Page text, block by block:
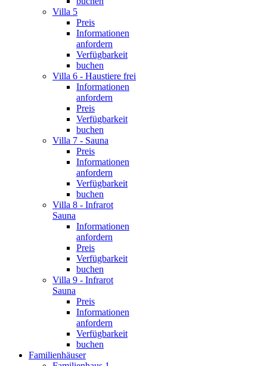
Villa 5
Preis
Informationen
anfordern
Verfügbarkeit
buchen
Villa 6 - Haustiere frei
Informationen
anfordern
Preis
Verfügbarkeit
buchen
Villa 7 - Sauna
Preis
Informationen
anfordern
Verfügbarkeit
buchen
Villa 8 - Infrarot
Sauna
Informationen
anfordern
Preis
Verfügbarkeit
buchen
Villa 9 - Infrarot
Sauna
Preis
Informationen
anfordern
Verfügbarkeit
buchen
Familienhäuser